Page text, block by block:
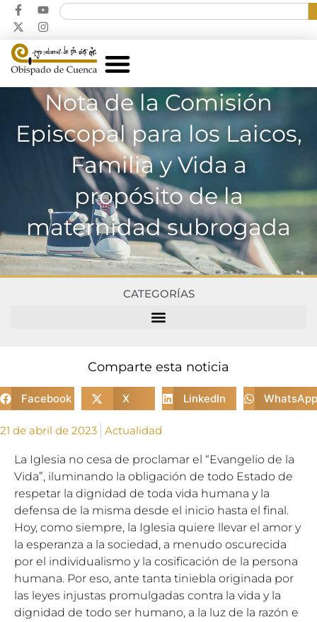
Nota de la Comisión
Episcopal para los Laicos,
Familia y Vida a
propósito de la
maternidad subrogada
CATEGORÍAS
Comparte esta noticia
Facebook X LinkedIn WhatsApp
21 de abril de 2023 Actualidad
La Iglesia no cesa de proclamar el “Evangelio de la
Vida”, iluminando la obligación de todo Estado de
respetar la dignidad de toda vida humana y la
defensa de la misma desde el inicio hasta el final.
Hoy, como siempre, la Iglesia quiere llevar el amor y
la esperanza a la sociedad, a menudo oscurecida
por el individualismo y la cosificación de la persona
humana. Por eso, ante tanta tiniebla originada por
las leyes injustas promulgadas contra la vida y la
dignidad de todo ser humano, a la luz de la razón e